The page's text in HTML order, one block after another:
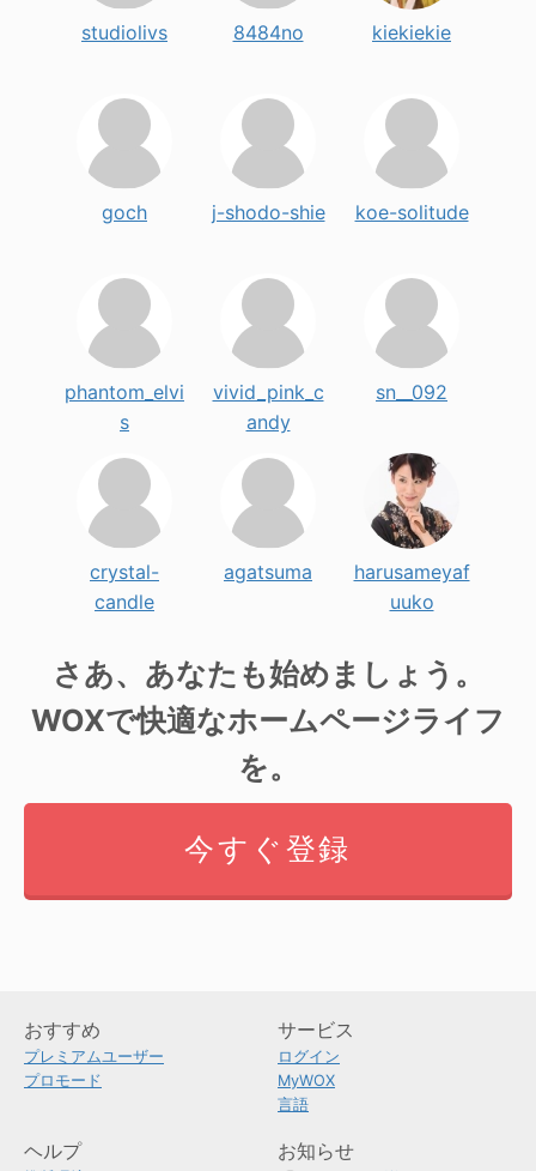
studiolivs 8484no kiekiekie
goch j-shodo-shie koe-solitude
phantom_elvi
s
vivid_pink_c
andy
sn__092
crystal-
candle
agatsuma
harusameyaf
uuko
さあ、あなたも始めましょう。
WOXで快適なホームページライフ
を。
今すぐ登録
おすすめ
プレミアムユーザー
プロモード
サービス
ログイン
MyWOX
言語
ヘルプ お知らせ